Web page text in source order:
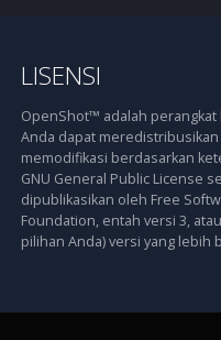
LISENSI
OpenShot™ adalah perangkat
Anda dapat
memodifikasi berdasarkan
GNU General Public License
dipublikasikan oleh Free
Foundation, entah versi 3,
pilihan Anda) versi yang lebih